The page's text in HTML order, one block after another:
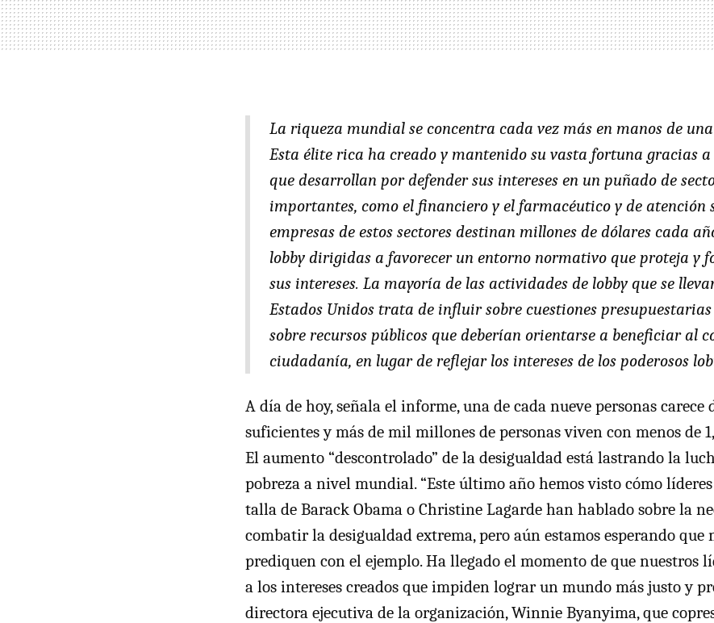
La riqueza mundial se concentra cada vez más en manos de
Esta élite rica ha creado y mantenido su vasta fortuna gracias
que desarrollan por defender sus intereses en un puñado de
importantes, como el financiero y el farmacéutico y de atención
empresas de estos sectores destinan millones de dólares cada
lobby dirigidas a favorecer un entorno normativo que proteja y
sus intereses. La mayoría de las actividades de lobby que se
Estados Unidos trata de influir sobre cuestiones presupuestarias
sobre recursos públicos que deberían orientarse a beneficiar al
ciudadanía, en lugar de reflejar los intereses de los poderosos
A día de hoy, señala el informe, una de cada nueve personas carece
suficientes y más de mil millones de personas viven con menos de
El aumento “descontrolado” de la desigualdad está lastrando la
pobreza a nivel mundial. “Este último año hemos visto cómo
talla de Barack Obama o Christine Lagarde han hablado sobre la
combatir la desigualdad extrema, pero aún estamos esperando que
prediquen con el ejemplo. Ha llegado el momento de que nuestros
a los intereses creados que impiden lograr un mundo más justo y
directora ejecutiva de la organización, Winnie Byanyima, que